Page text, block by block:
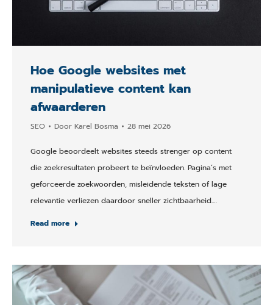
Hoe Google websites met
manipulatieve content kan
afwaarderen
SEO Door Karel Bosma 28 mei 2026
Google beoordeelt websites steeds strenger op content
die zoekresultaten probeert te beïnvloeden. Pagina’s met
geforceerde zoekwoorden, misleidende teksten of lage
relevantie verliezen daardoor sneller zichtbaarheid.…
Read more